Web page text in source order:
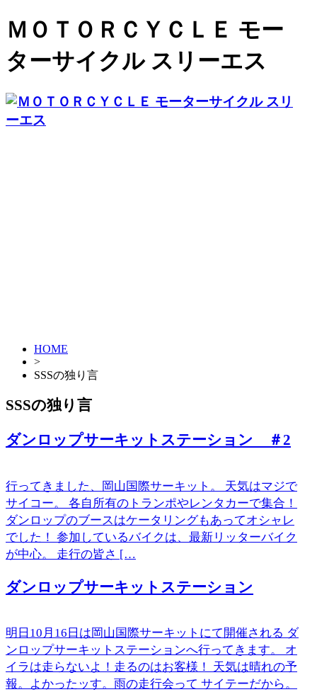
ＭＯＴＯＲＣＹＣＬＥ モー
ターサイクル スリーエス
HOME
>
SSSの独り言
SSSの独り言
ダンロップサーキットステーション ＃2
行ってきました、岡山国際サーキット。 天気はマジで
サイコー。 各自所有のトランポやレンタカーで集合！
ダンロップのブースはケータリングもあってオシャレ
でした！ 参加しているバイクは、最新リッターバイク
が中心。 走行の皆さ […
ダンロップサーキットステーション
明日10月16日は岡山国際サーキットにて開催される ダ
ンロップサーキットステーションへ行ってきます。 オ
イラは走らないよ！走るのはお客様！ 天気は晴れの予
報。よかったッす。雨の走行会って サイテーだから。